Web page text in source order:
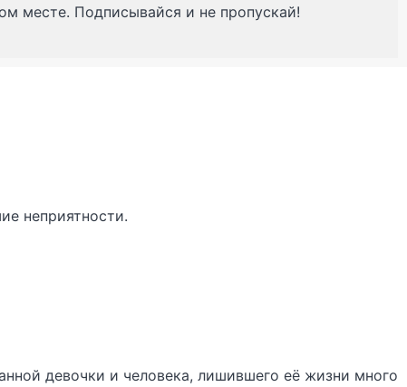
месте. Подписывайся и не пропускай!
неприятности.
девочки и человека, лишившего её жизни много